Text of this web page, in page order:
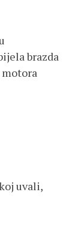
brazda
uvali,